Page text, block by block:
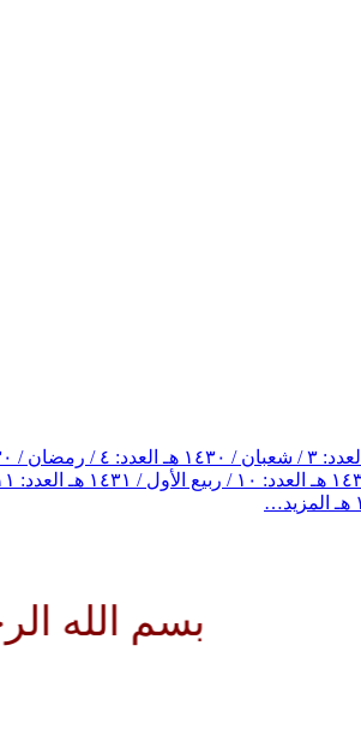
العدد: ٣ / شعبان / ١٤٣٠ هـ العدد: ٤ / رمضان / ١٤٣٠ هـ
العدد: ١٠ / ربيع الأول / ١٤٣١ هـ العدد: ١١ / ربيع الثاني / ١٤٣١ هـ
المزيد…
بسم الله الرحمن